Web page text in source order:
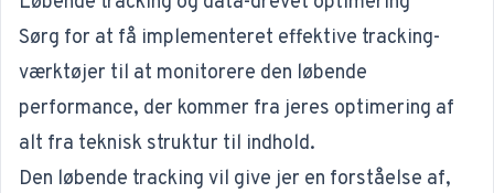
Sørg for at få implementeret effektive tracking-
værktøjer til at monitorere den løbende
performance, der kommer fra jeres optimering af
alt fra teknisk struktur til indhold.
Den løbende tracking vil give jer en forståelse af,